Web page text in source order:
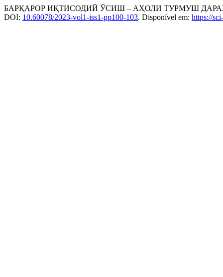
БАРҚАРОР ИҚТИСОДИЙ ЎСИШ – АҲОЛИ ТУРМУШ
DOI: 10.60078/2023-vol1-iss1-pp100-103. Disponível em: https://